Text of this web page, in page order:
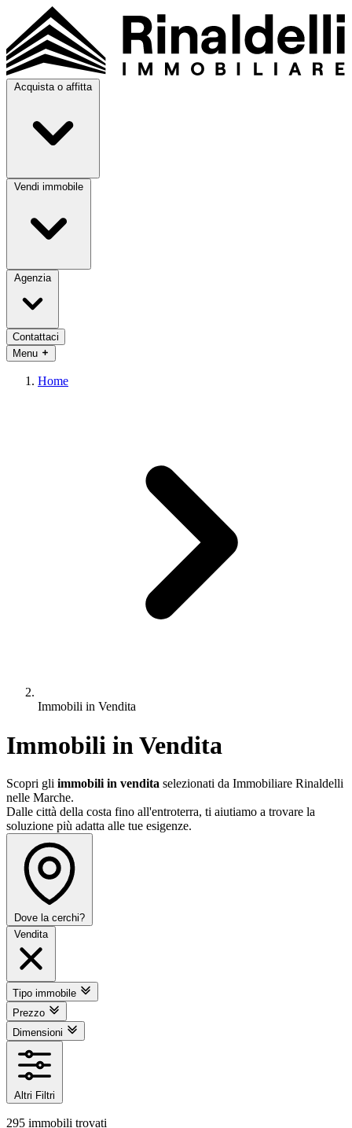
Acquista o affitta
Vendi immobile
Agenzia
Contattaci
Menu
Home
Immobili in Vendita
Immobili in Vendita
Scopri gli immobili in vendita selezionati da Immobiliare Rinaldelli
nelle Marche.
Dalle città della costa fino all'entroterra, ti aiutiamo a trovare la
soluzione più adatta alle tue esigenze.
Dove la cerchi?
Vendita
Tipo immobile
Prezzo
Dimensioni
Altri Filtri
295 immobili trovati